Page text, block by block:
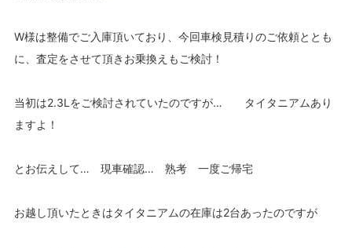
W様は整備でご入庫頂いており、今回車検見積りのご依頼ととも
に、査定をさせて頂きお乗換えもご検討！
当初は2.3Lをご検討されていたのですが… タイタニアムあり
ますよ！
とお伝えして… 現車確認… 熟考 一度ご帰宅
お越し頂いたときはタイタニアムの在庫は2台あったのですが